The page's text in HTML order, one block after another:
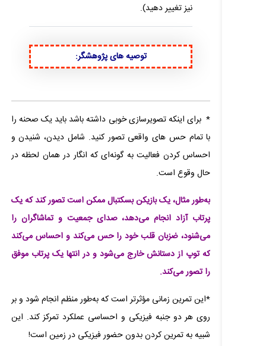
نیز تغییر دهید).
توصیه های پژوهشگر:
* برای اینکه تصویرسازی خوبی داشته باشد باید یک صحنه را
با تمام حس های واقعی تصور کنید. شامل دیدن، شنیدن و
احساس کردن فعالیت به گونه‌ای که انگار در همان لحظه در
حال وقوع است.
به‌طور مثال، یک بازیکن بسکتبال ممکن است تصور کند که یک
پرتاب آزاد انجام می‌دهد، صدای جمعیت و تماشاگران را
می‌شنود، ضزبان قلب خود را حس می‌کند و احساس می‌کند
که توپ از دستانش خارج می‌شود و در انتها یک پرتاب موفق
را تصور می‌کند.
*این تمرین زمانی مؤثرتر است که به‌طور منظم انجام شود و بر
روی هر دو جنبه فیزیکی و احساسی عملکرد تمرکز کند. این
شبیه به تمرین کردن بدون حضور فیزیکی در زمین است!